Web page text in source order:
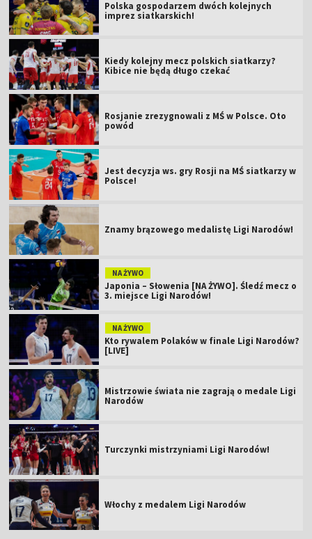
Polska gospodarzem dwóch kolejnych
imprez siatkarskich!
Kiedy kolejny mecz polskich siatkarzy?
Kibice nie będą długo czekać
Rosjanie zrezygnowali z MŚ w Polsce. Oto
powód
Jest decyzja ws. gry Rosji na MŚ siatkarzy w
Polsce!
Znamy brązowego medalistę Ligi Narodów!
NA ŻYWO
Japonia – Słowenia [NA ŻYWO]. Śledź mecz o
3. miejsce Ligi Narodów!
NA ŻYWO
Kto rywalem Polaków w finale Ligi Narodów?
[LIVE]
Mistrzowie świata nie zagrają o medale Ligi
Narodów
Turczynki mistrzyniami Ligi Narodów!
Włochy z medalem Ligi Narodów